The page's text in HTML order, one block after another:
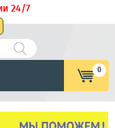
24/7
0